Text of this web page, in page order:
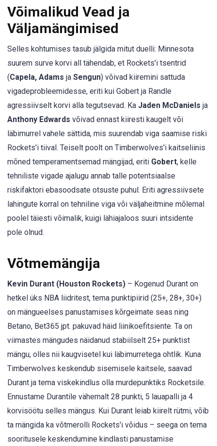
Võimalikud Vead ja
Väljamängimised
Selles kohtumises tasub jälgida mitut duelli: Minnesota
suurem surve korvi all tähendab, et Rockets'i tsentrid
(Capela, Adams ja Sengun) võivad kiiremini sattuda
vigadeprobleemidesse, eriti kui Gobert ja Randle
agressiivselt korvi alla tegutsevad. Ka Jaden McDaniels ja
Anthony Edwards võivad ennast kiiresti kaugelt või
läbimurrel vahele sättida, mis suurendab viga saamise riski
Rockets'i tiival. Teiselt poolt on Timberwolves'i kaitseliinis
mõned temperamentsemad mängijad, eriti Gobert, kelle
tehniliste vigade ajalugu annab talle potentsiaalse
riskifaktori ebasoodsate otsuste puhul. Eriti agressiivsete
lahingute korral on tehniline viga või väljaheitmine mõlemal
poolel täiesti võimalik, kuigi lähiajaloos suuri intsidente
pole olnud.
Võtmemängija
Kevin Durant (Houston Rockets) – Kogenud Durant on
hetkel üks NBA liidritest, tema punktipiirid (25+, 28+, 30+)
on mängueelses panustamises kõrgeimate seas ning
Betano, Bet365 jpt. pakuvad häid liinikoefitsiente. Ta on
viimastes mängudes näidanud stabiilselt 25+ punktist
mängu, olles nii kaugvisetel kui läbimurretega ohtlik. Kuna
Timberwolves keskendub sisemisele kaitsele, saavad
Durant ja tema viskekindlus olla murdepunktiks Rocketsile.
Ennustame Durantile vähemalt 28 punkti, 5 lauapalli ja 4
korvisöötu selles mängus. Kui Durant leiab kiirelt rütmi, võib
ta mängida ka võtmerolli Rockets'i võidus – seega on tema
sooritusele keskendumine kindlasti panustamise